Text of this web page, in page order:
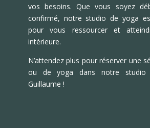
vos besoins. Que vous soyez
confirmé, notre studio de yoga
pour vous ressourcer et
intérieure.
N’attendez plus pour réserver une
ou de yoga dans notre
Guillaume !